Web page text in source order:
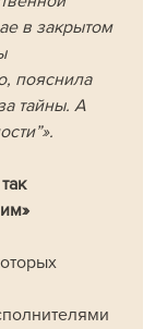
в закрытом
пояснила
тайны. А